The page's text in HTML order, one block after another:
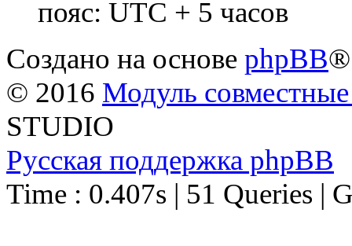
пояс: UTC + 5 часов
Создано на основе phpBB®
© 2016 Модуль
STUDIO
Русская поддержка phpBB
Time : 0.407s | 51 Queries |